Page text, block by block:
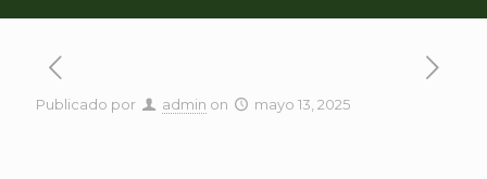
Publicado por admin on mayo 13, 2025